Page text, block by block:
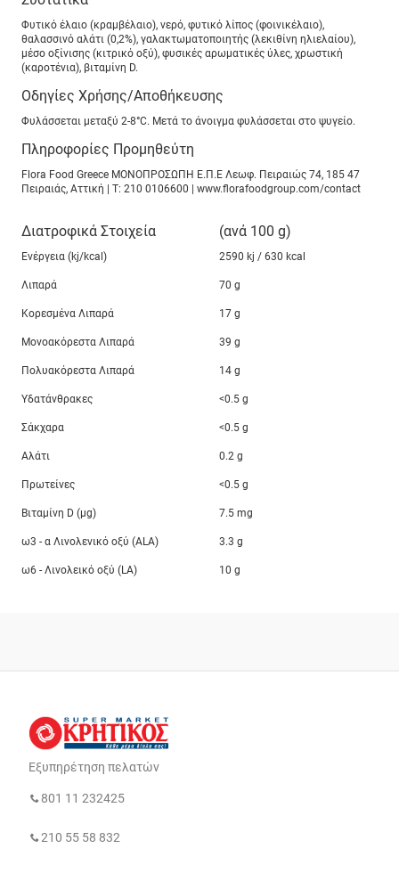
Φυτικό έλαιο (κραμβέλαιο), νερό, φυτικό λίπος (φοινικέλαιο),
θαλασσινό αλάτι (0,2%), γαλακτωματοποιητής (λεκιθίνη ηλιελαίου),
μέσο οξίνισης (κιτρικό οξύ), φυσικές αρωματικές ύλες, χρωστική
(καροτένια), βιταμίνη D.
Οδηγίες Χρήσης/Αποθήκευσης
Φυλάσσεται μεταξύ 2-8°C. Μετά το άνοιγμα φυλάσσεται στο ψυγείο.
Πληροφορίες Προμηθεύτη
Flora Food Greece ΜΟΝΟΠΡOΣΩΠΗ Ε.Π.Ε Λεωφ. Πειραιώς 74, 185 47
Πειραιάς, Αττική | T: 210 0106600 | www.florafoodgroup.com/contact
Διατροφικά Στοιχεία (ανά 100 g)
Ενέργεια (kj/kcal) 2590 kj / 630 kcal
Λιπαρά 70 g
Κορεσμένα Λιπαρά 17 g
Μονοακόρεστα Λιπαρά 39 g
Πολυακόρεστα Λιπαρά 14 g
Υδατάνθρακες <0.5 g
Σάκχαρα <0.5 g
Αλάτι 0.2 g
Πρωτείνες <0.5 g
Βιταμίνη D (μg) 7.5 mg
ω3 - α Λινολενικό οξύ (ALA) 3.3 g
ω6 - Λινολεικό οξύ (LA) 10 g
Εξυπηρέτηση πελατών
801 11 232425
210 55 58 832